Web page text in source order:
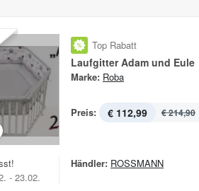
Top Rabatt
Laufgitter Adam und Eule
Marke: Roba
Preis: € 112,99 € 214,90
- 23.02.
Händler: ROSSMANN